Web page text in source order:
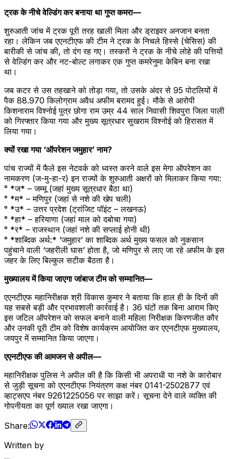
ट्रक के नीचे वेल्डिंग कर बनाया था गुप्त कमरा—
शुरुआती जांच में ट्रक पूरी तरह खाली मिला और ड्राइवर अनजान बनता
रहा। लेकिन जब एएनटीएफ की टीम ने ट्रक के निचले हिस्से (चेसिस) की
बारीकी से जांच की, तो दंग रह गए। तस्करों ने ट्रक के नीचे लोहे की पत्तियों
से वेल्डिंग कर और नट-बोल्ट लगाकर एक गुप्त कमरेनुमा केबिन बना रखा
था।
जब कटर से उस तहखाने को तोड़ा गया, तो उसके अंदर से 95 पोटलियों में
पैक 88.970 किलोग्राम अवैध अफीम बरामद हुई। मौके से आरोपी
किशनाराम विश्नोई पुत्र छोगा राम उम्र 44 साल निवासी शिवपुरा जिला पाली
को गिरफ्तार किया गया और मुख्य सूत्रधार सुखराम विश्नोई को हिरासत में
लिया गया।
क्यों रखा गया ‘ऑपरेशन जमुहार’ नाम?
पांच राज्यों में फैले इस नेटवर्क को ध्वस्त करने वाले इस मेगा ऑपरेशन का
नामकरण (ज-मु-हा-र) इन राज्यों के शुरुआती अक्षरों को मिलाकर किया गया:
° *ज* – जम्मू (जहां मुख्य सूत्रधार बैठा था)
° *म* – मणिपुर (जहां से नशे की खेप चली)
° *उ* – उत्तर प्रदेश (ट्रांजिट पॉइंट – लखनऊ)
° *हा* – हरियाणा (जहां माल को दबोचा गया)
° *र* – राजस्थान (जहां नशे की सप्लाई होनी थी)
° *शाब्दिक अर्थ:* ‘जमुहार’ का शाब्दिक अर्थ मुख्य फसल को नुकसान
पहुंचाने वाली ‘जहरीली घास’ होता है, जो मणिपुर से लाए जा रहे अफीम के इस
जहर के लिए बिल्कुल सटीक बैठता है।
मुख्यालय में किया जाएगा जांबाज टीम को सम्मानित—
एएनटीएफ महानिरीक्षक श्री विकास कुमार ने बताया कि हाल ही के दिनों की
यह सबसे बड़ी और प्रभावशाली कार्रवाई है। 36 घंटों तक बिना आराम किए
इस जटिल ऑपरेशन को सफल बनाने वाली महिला निरीक्षक किरणजीत कौर
और उनकी पूरी टीम को विशेष कार्यक्रम आयोजित कर एएनटीएफ मुख्यालय,
जयपुर में सम्मानित किया जाएगा।
एएनटीएफ की आमजन से अपील—
महानिरीक्षक पुलिस ने अपील की है कि किसी भी अपराधी या नशे के कारोबार
से जुड़ी सूचना को एएनटीएफ नियंत्रण कक्ष नंबर 0141-2502877 एवं
व्हाट्सएप नंबर 9261225056 पर साझा करें। सूचना देने वाले व्यक्ति की
गोपनीयता का पूर्ण ख्याल रखा जाएगा।
Share:
Written by